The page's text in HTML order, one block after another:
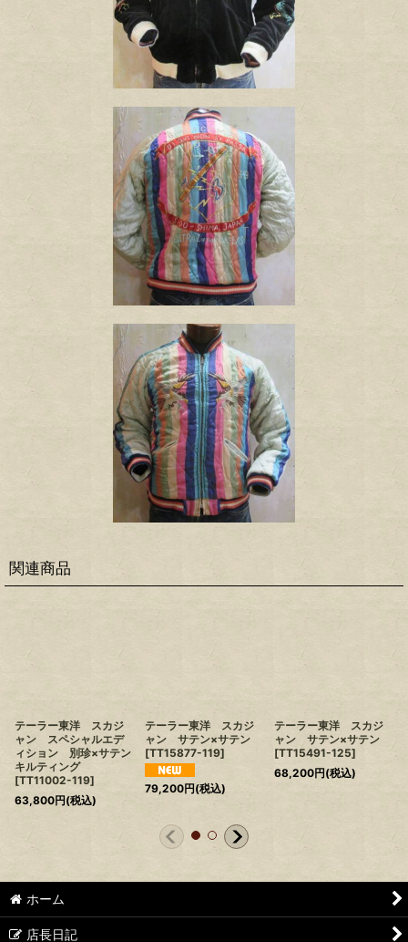
関連商品
テーラー東洋 スカジ
ャン スペシャルエデ
ィション 別珍×サテン
キルティング
[TT11002-119]
63,800円(税込)
テーラー東洋 スカジ
ャン サテン×サテン
[TT15877-119]
79,200円(税込)
テーラー東洋 スカジ
ャン サテン×サテン
[TT15491-125]
68,200円(税込)
ホーム
店長日記